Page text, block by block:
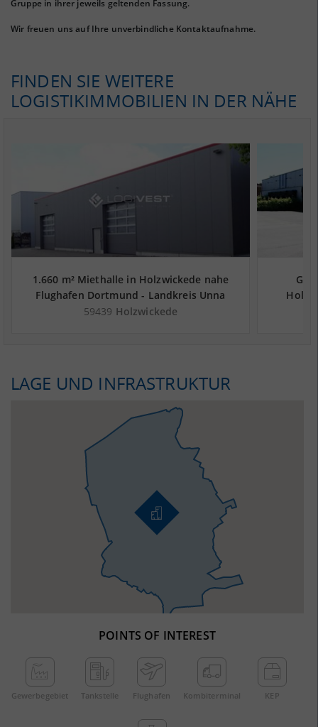
Gruppe in ihrer jeweils geltenden Fassung.
Wir freuen uns auf Ihre unverbindliche Kontaktaufnahme.
FINDEN SIE WEITERE
LOGISTIKIMMOBILIEN IN DER NÄHE
1.660 m² Miethalle in Holzwickede nahe
Flughafen Dortmund - Landkreis Unna
59439 Holzwickede
LAGE UND INFRASTRUKTUR
POINTS OF INTEREST
Gewerbe­gebiet Tankstelle Flughafen Kombi­terminal KEP